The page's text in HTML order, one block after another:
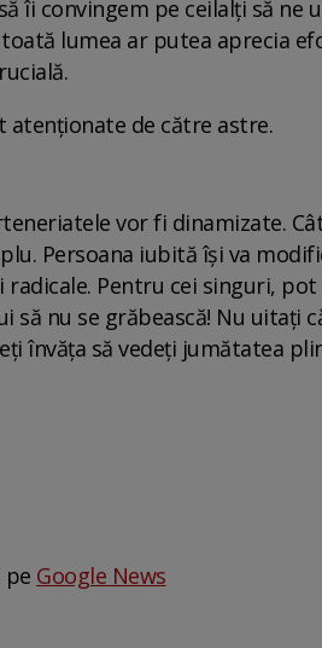
îi convingem pe ceilalți să ne
lumea ar putea aprecia
atenționate de către astre.
vor fi dinamizate.
Persoana iubită își va
Pentru cei singuri,
nu se grăbească! Nu uitați
învăța să vedeți jumătatea
pe Google News